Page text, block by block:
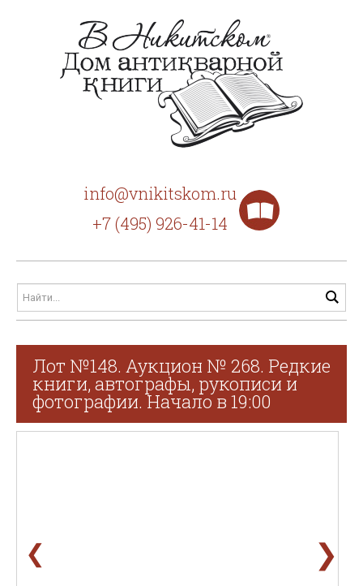
info@vnikitskom.ru
+7 (495) 926-41-14
Лот №148. Аукцион № 268. Редкие
книги, автографы, рукописи и
фотографии. Начало в 19:00
❮ ❯